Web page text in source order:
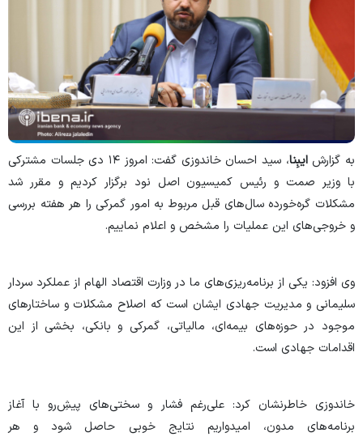
به گزارشایبِنا
، سید احسان خاندوزی گفت: امروز ۱۴ دی جلسات مشترکی
با وزیر صمت و رئیس کمیسیون اصل نود برگزار کردیم و مقرر شد
مشکلات گره‌خورده سال‌های قبل مربوط به امور گمرکی را هر هفته بررسی
و خروجی‌های این عملیات را مشخص و اعلام نماییم.
وی افزود: یکی از برنامه‌ریزی‌های ما در وزارت اقتصاد الهام از عملکرد سردار
سلیمانی و مدیریت جهادی ایشان است که اصلاح مشکلات و ساختارهای
موجود در حوزه‌های بیمه‌ای، مالیاتی، گمرکی و بانکی، بخشی از این
اقدامات جهادی است.
خاندوزی خاطرنشان کرد: علی‌رغم فشار و سختی‌های پیشِ‌رو با آغاز
برنامه‌های مدون، امیدواریم نتایج خوبی حاصل شود و هر